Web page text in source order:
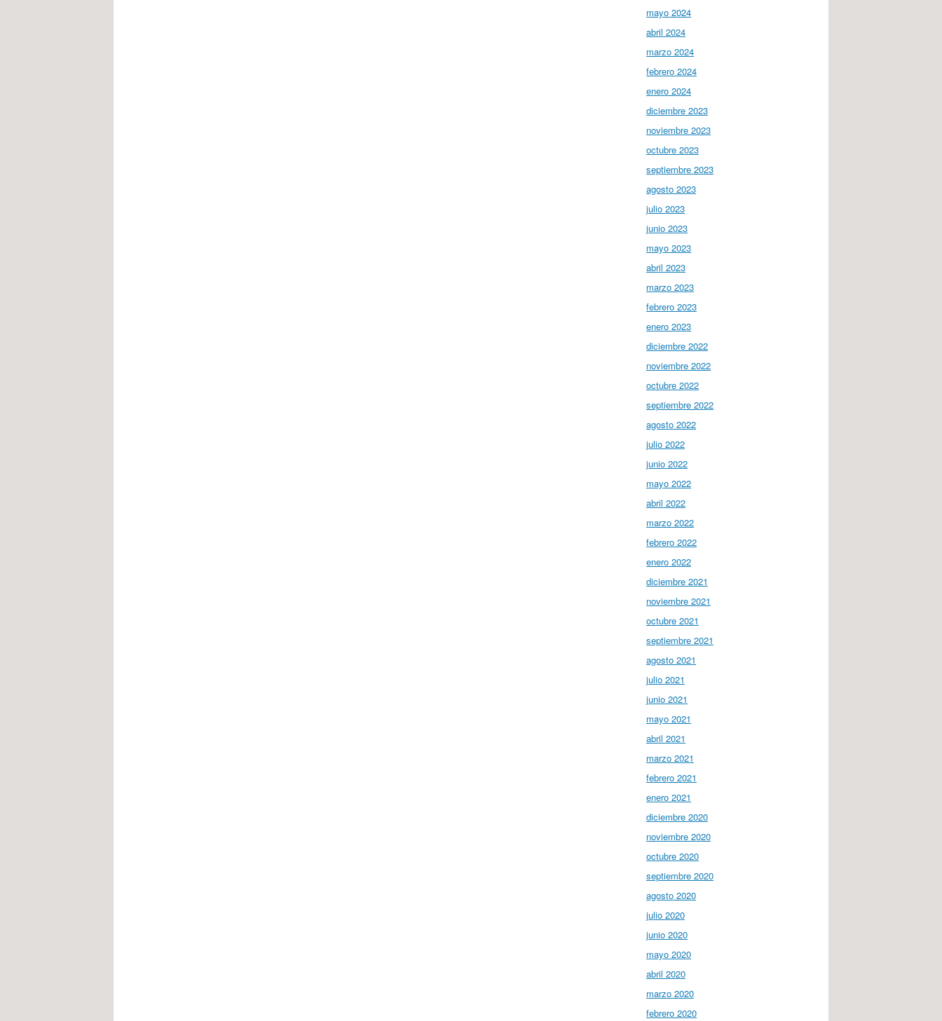
mayo 2024
abril 2024
marzo 2024
febrero 2024
enero 2024
diciembre 2023
noviembre 2023
octubre 2023
septiembre 2023
agosto 2023
julio 2023
junio 2023
mayo 2023
abril 2023
marzo 2023
febrero 2023
enero 2023
diciembre 2022
noviembre 2022
octubre 2022
septiembre 2022
agosto 2022
julio 2022
junio 2022
mayo 2022
abril 2022
marzo 2022
febrero 2022
enero 2022
diciembre 2021
noviembre 2021
octubre 2021
septiembre 2021
agosto 2021
julio 2021
junio 2021
mayo 2021
abril 2021
marzo 2021
febrero 2021
enero 2021
diciembre 2020
noviembre 2020
octubre 2020
septiembre 2020
agosto 2020
julio 2020
junio 2020
mayo 2020
abril 2020
marzo 2020
febrero 2020